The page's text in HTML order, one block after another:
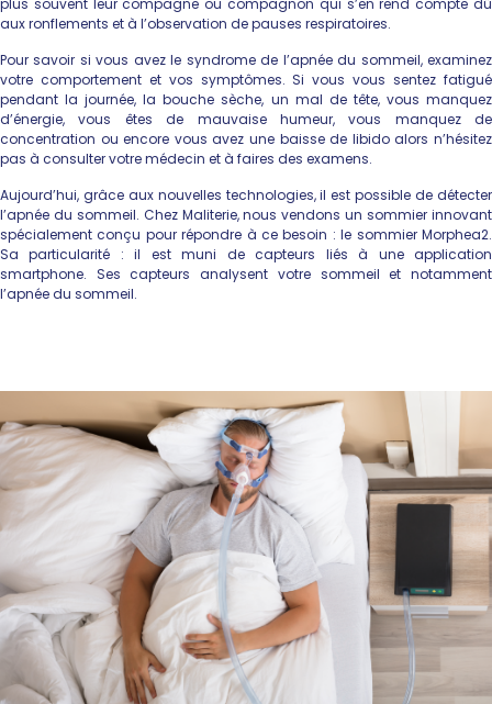
plus souvent leur compagne ou compagnon qui s’en rend compte dû
aux ronflements et à l’observation de pauses respiratoires.
Pour savoir si vous avez le syndrome de l’apnée du sommeil, examinez
votre comportement et vos symptômes. Si vous vous sentez fatigué
pendant la journée, la bouche sèche, un mal de tête, vous manquez
d’énergie, vous êtes de mauvaise humeur, vous manquez de
concentration ou encore vous avez une baisse de libido alors n’hésitez
pas à consulter votre médecin et à faires des examens.
Aujourd’hui, grâce aux nouvelles technologies, il est possible de détecter
l’apnée du sommeil. Chez Maliterie, nous vendons un sommier innovant
spécialement conçu pour répondre à ce besoin : le sommier Morphea2.
Sa particularité : il est muni de capteurs liés à une application
smartphone. Ses capteurs analysent votre sommeil et notamment
l’apnée du sommeil.